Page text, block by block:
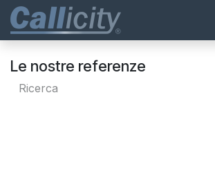
Passa al contenuto
Le nostre referenze